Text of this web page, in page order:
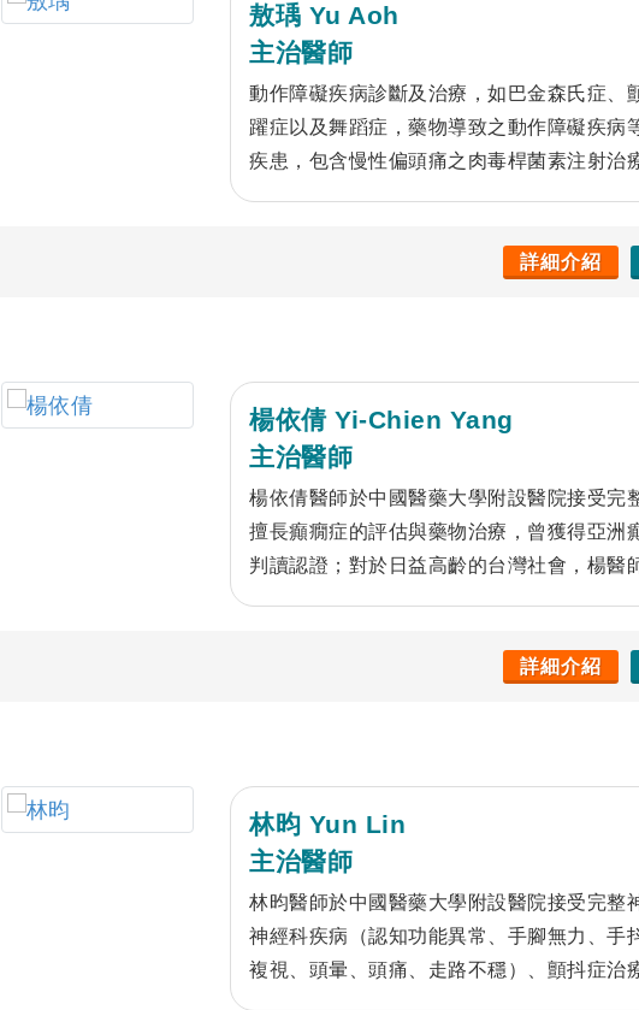
敖瑀 Yu Aoh
主治醫師
動作障礙疾病診斷及治療，如巴金森氏症、
躍症以及舞蹈症，藥物導致之動作障礙疾病
疾患，包含慢性偏頭痛之肉毒桿菌素注射治
詳細介紹
楊依倩 Yi-Chien Yang
主治醫師
楊依倩醫師於中國醫藥大學附設醫院接受完
擅長癲癇症的評估與藥物治療，曾獲得亞洲
判讀認證；對於日益高齡的台灣社會，楊醫
症、帕金森氏症、步態不穩等）與周邊神經
詳細介紹
林昀 Yun Lin
主治醫師
林昀醫師於中國醫藥大學附設醫院接受完整
神經科疾病（認知功能異常、手腳無力、手
複視、頭暈、頭痛、走路不穩）、顫抖症治